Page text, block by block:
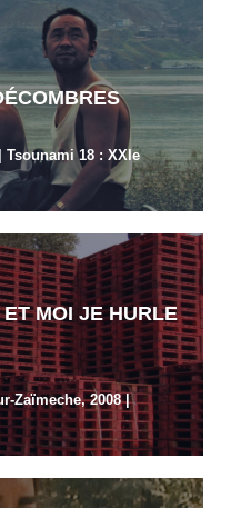
Tsounami 18 : XXIe
MOI JE HURLE
Zaïmeche, 2008 |